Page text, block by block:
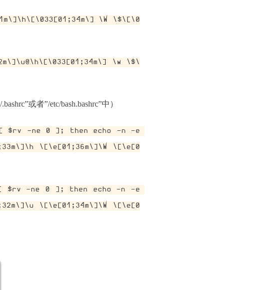
\W \$\[\0
\w \$\
或者”/etc/bash.bashrc”中）
-ne 0 ]; then echo -n -e
\[\e[01;36m\]\W \[\e[0
-ne 0 ]; then echo -n -e
\[\e[01;34m\]\W \[\e[0